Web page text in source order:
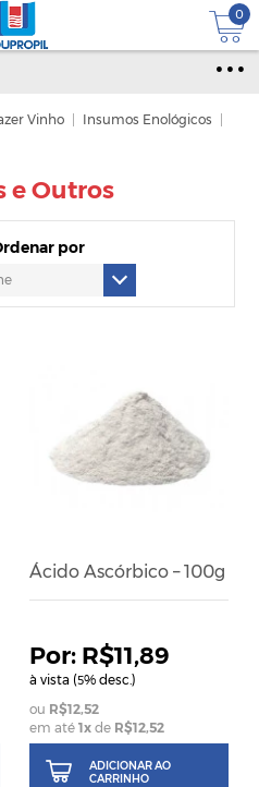
0
Vinho Insumos Enológicos
e Outros
por
Ácido Ascórbico – 100g
R$11,89
à vista (5% desc.)
R$12,52
em até 1xde R$12,52
ADICIONAR AO
CARRINHO